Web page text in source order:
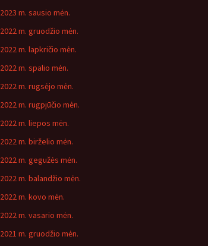
2023 m. sausio mėn.
2022 m. gruodžio mėn.
2022 m. lapkričio mėn.
2022 m. spalio mėn.
2022 m. rugsėjo mėn.
2022 m. rugpjūčio mėn.
2022 m. liepos mėn.
2022 m. birželio mėn.
2022 m. gegužės mėn.
2022 m. balandžio mėn.
2022 m. kovo mėn.
2022 m. vasario mėn.
2021 m. gruodžio mėn.